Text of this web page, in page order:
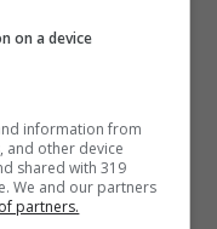
on a device
information from
and other device
shared with 319
We and our partners
partners.